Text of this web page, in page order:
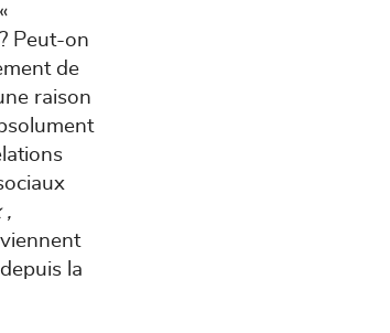
Peut-on
de
raison
,
la